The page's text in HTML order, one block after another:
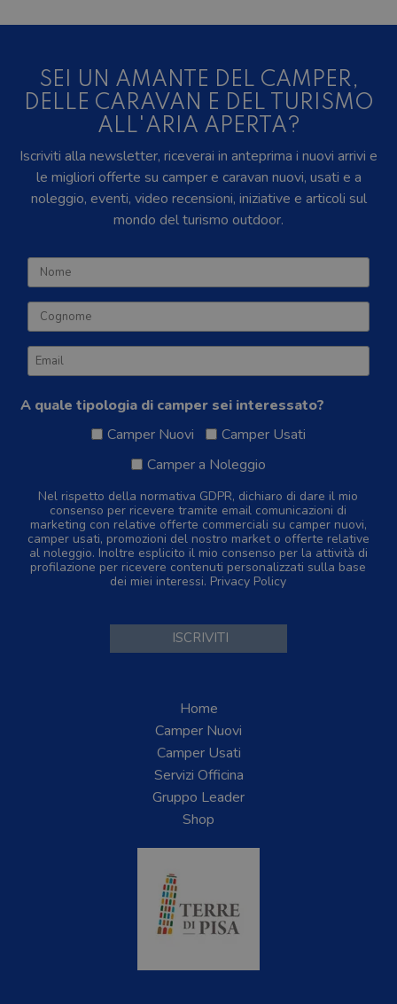
SEI UN AMANTE DEL CAMPER,
DELLE CARAVAN E DEL TURISMO
ALL'ARIA APERTA?
Iscriviti alla newsletter, riceverai in anteprima i nuovi arrivi e
le migliori offerte su camper e caravan nuovi, usati e a
noleggio, eventi, video recensioni, iniziative e articoli sul
mondo del turismo outdoor.
A quale tipologia di camper sei interessato?
Camper Nuovi
Camper Usati
Camper a Noleggio
Nel rispetto della normativa GDPR, dichiaro di dare il mio
consenso per ricevere tramite email comunicazioni di
marketing con relative offerte commerciali su camper nuovi,
camper usati, promozioni del nostro market o offerte relative
al noleggio. Inoltre esplicito il mio consenso per la attività di
profilazione per ricevere contenuti personalizzati sulla base
dei miei interessi. Privacy Policy
Home
Camper Nuovi
Camper Usati
Servizi Officina
Gruppo Leader
Shop